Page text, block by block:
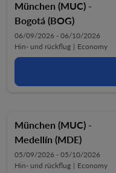
München (MUC) -
Bogotá (BOG)
06/09/2026 - 06/10/2026
Hin- und rückflug | Economy
München (MUC) -
Medellín (MDE)
05/09/2026 - 05/10/2026
Hin- und rückflug | Economy